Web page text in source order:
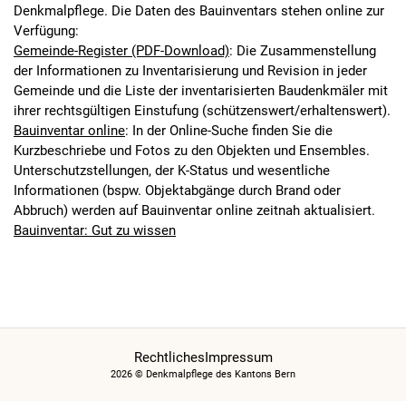
Denkmalpflege. Die Daten des Bauinventars stehen online zur
Verfügung:
Gemeinde-Register (PDF-Download): Die Zusammenstellung
der Informationen zu Inventarisierung und Revision in jeder
Gemeinde und die Liste der inventarisierten Baudenkmäler mit
ihrer rechtsgültigen Einstufung (schützenswert/erhaltenswert).
Bauinventar online: In der Online-Suche finden Sie die
Kurzbeschriebe und Fotos zu den Objekten und Ensembles.
Unterschutzstellungen, der K-Status und wesentliche
Informationen (bspw. Objektabgänge durch Brand oder
Abbruch) werden auf Bauinventar online zeitnah aktualisiert.
Bauinventar: Gut zu wissen
2026 © Denkmalpflege des Kantons Bern
RechtlichesImpressum